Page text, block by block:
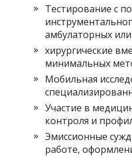
Тестирование с
амбулаторных
хирургические
минимальных
Мобильная
Участие в
контроля и
Эмиссионные
работе,